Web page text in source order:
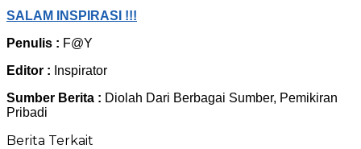
SALAM INSPIRASI !!!
Penulis : F@Y
Editor : Inspirator
Sumber Berita : Diolah Dari Berbagai Sumber, Pemikiran
Pribadi
Berita Terkait